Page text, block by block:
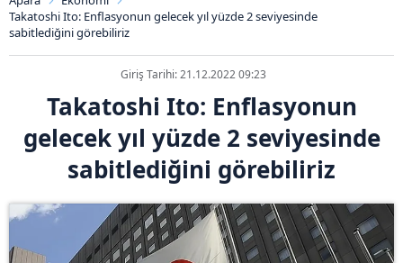
Takatoshi Ito: Enflasyonun gelecek yıl yüzde 2 seviyesinde
sabitlediğini görebiliriz
Giriş Tarihi: 21.12.2022 09:23
Takatoshi Ito: Enflasyonun
gelecek yıl yüzde 2 seviyesinde
sabitlediğini görebiliriz